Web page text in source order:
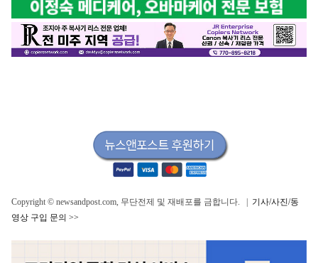
Copyright © newsandpost.com, 무단전제 및 재배포를 금합니다. | 기사/사진/동
영상 구입 문의 >>